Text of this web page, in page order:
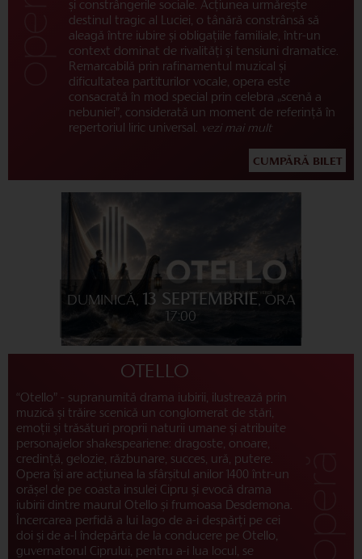
și constrângerile sociale. Acțiunea urmărește
destinul tragic al Luciei, o tânără constrânsă să
aleagă între iubire și obligațiile familiale, într-un
context dominat de rivalități și tensiuni dramatice.
Remarcabilă prin rafinamentul muzical și
dificultatea partiturilor vocale, opera este
consacrată în mod special prin celebra „scenă a
nebuniei”, considerată un moment de referință în
repertoriul liric universal. vezi mai mult
CUMPĂRĂ BILET
OTELLO
“Otello” - supranumită drama iubirii, ilustrează prin
muzică și trăire scenică un conglomerat de stări,
emoții și trăsături proprii naturii umane și atribuite
personajelor shakespeariene: dragoste, onoare,
credință, gelozie, răzbunare, succes, ură, putere.
Opera își are acțiunea la sfârșitul anilor 1400 într-un
orășel de pe coasta insulei Cipru și evocă drama
iubirii dintre maurul Otello și frumoasa Desdemona.
Încercarea perfidă a lui Iago de a-i despărți pe cei
doi și de a-l îndepărta de la conducere pe Otello,
guvernatorul Ciprului, pentru a-i lua locul, se
DUMINICĂ, 13 SEPTEMBRIE, ORA
17:00